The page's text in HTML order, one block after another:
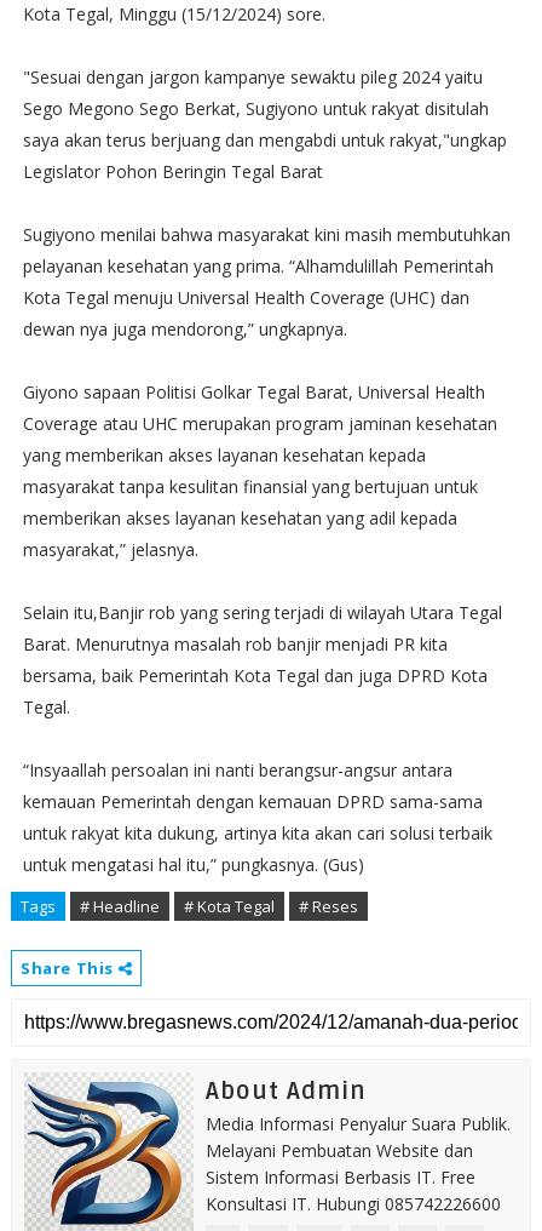
Kota Tegal, Minggu (15/12/2024) sore.
"Sesuai dengan jargon kampanye sewaktu pileg 2024 yaitu
Sego Megono Sego Berkat, Sugiyono untuk rakyat disitulah
saya akan terus berjuang dan mengabdi untuk rakyat,"ungkap
Legislator Pohon Beringin Tegal Barat
Sugiyono menilai bahwa masyarakat kini masih membutuhkan
pelayanan kesehatan yang prima. “Alhamdulillah Pemerintah
Kota Tegal menuju Universal Health Coverage (UHC) dan
dewan nya juga mendorong,” ungkapnya.
Giyono sapaan Politisi Golkar Tegal Barat, Universal Health
Coverage atau UHC merupakan program jaminan kesehatan
yang memberikan akses layanan kesehatan kepada
masyarakat tanpa kesulitan finansial yang bertujuan untuk
memberikan akses layanan kesehatan yang adil kepada
masyarakat,” jelasnya.
Selain itu,Banjir rob yang sering terjadi di wilayah Utara Tegal
Barat. Menurutnya masalah rob banjir menjadi PR kita
bersama, baik Pemerintah Kota Tegal dan juga DPRD Kota
Tegal.
“Insyaallah persoalan ini nanti berangsur-angsur antara
kemauan Pemerintah dengan kemauan DPRD sama-sama
untuk rakyat kita dukung, artinya kita akan cari solusi terbaik
untuk mengatasi hal itu,” pungkasnya. (Gus)
Tags # Headline # Kota Tegal # Reses
Share This
About Admin
Media Informasi Penyalur Suara Publik.
Melayani Pembuatan Website dan
Sistem Informasi Berbasis IT. Free
Konsultasi IT. Hubungi 085742226600